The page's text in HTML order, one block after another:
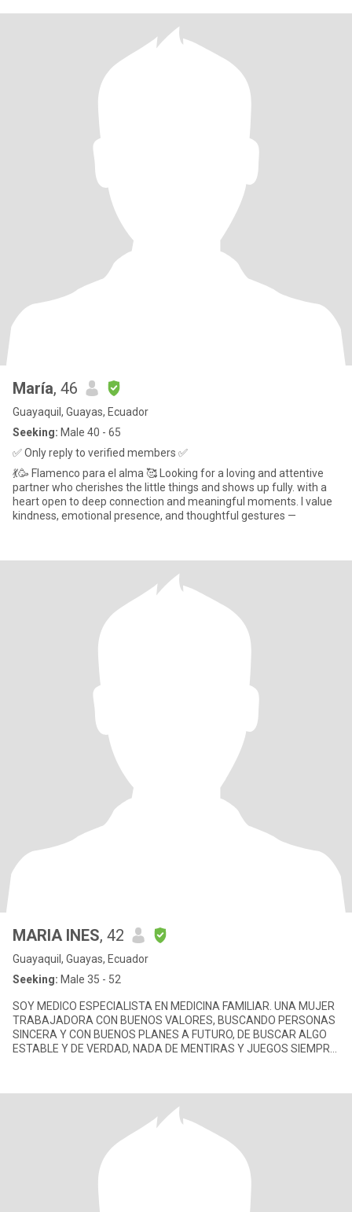
María, 46
Guayaquil, Guayas, Ecuador
Seeking: Male 40 - 65
✅ Only reply to verified members ✅
💃🥳 Flamenco para el alma 🥰 Looking for a loving and attentive
partner who cherishes the little things and shows up fully. with a
heart open to deep connection and meaningful moments. I value
kindness, emotional presence, and thoughtful gestures —
MARIA INES, 42
Guayaquil, Guayas, Ecuador
Seeking: Male 35 - 52
SOY MEDICO ESPECIALISTA EN MEDICINA FAMILIAR. UNA MUJER
TRABAJADORA CON BUENOS VALORES, BUSCANDO PERSONAS
SINCERA Y CON BUENOS PLANES A FUTURO, DE BUSCAR ALGO
ESTABLE Y DE VERDAD, NADA DE MENTIRAS Y JUEGOS SIEMPRE